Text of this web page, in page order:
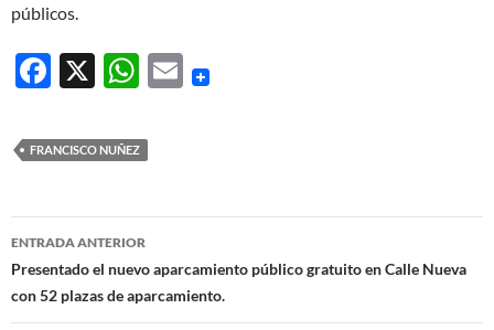
públicos.
F
e
b
o
o
k
X
W
at
s
A
p
p
E
FRANCISCO NUÑEZ
Navegación
de
entradas
ENTRADA ANTERIOR
Presentado el nuevo aparcamiento público gratuito en Calle Nueva
con 52 plazas de aparcamiento.